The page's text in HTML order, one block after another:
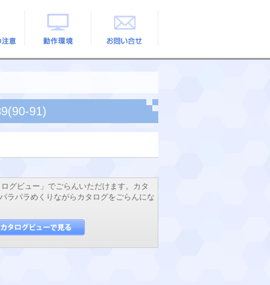
91)
グビュー」でごらんいただけます。カタ
ラパラめくりながらカタログをごらんにな